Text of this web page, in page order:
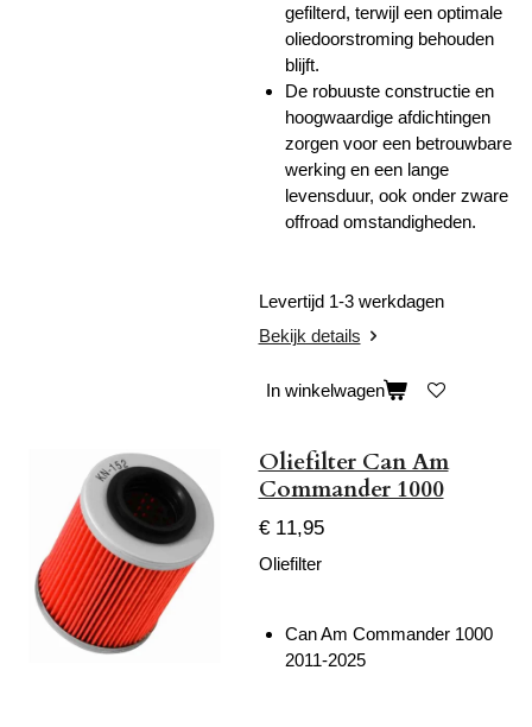
gefilterd, terwijl een optimale
oliedoorstroming behouden
blijft.
De robuuste constructie en
hoogwaardige afdichtingen
zorgen voor een betrouwbare
werking en een lange
levensduur, ook onder zware
offroad omstandigheden.
Levertijd 1-3 werkdagen
Bekijk details
In winkelwagen
Oliefilter Can Am
Commander 1000
€ 11,95
Oliefilter
Can Am Commander 1000
2011-2025